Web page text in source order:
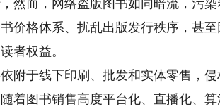
然而，网络盗版图书如同暗流，污
价格体系、扰乱出版发行秩序，甚
者权益。
于线下印刷、批发和实体零售，侵
着图书销售高度平台化、直播化、